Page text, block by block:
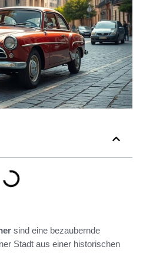
sind eine bezaubernde
Stadt aus einer historischen